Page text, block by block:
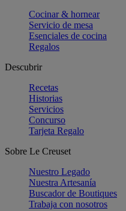
Cocinar & hornear
Servicio de mesa
Esenciales de cocina
Regalos
Descubrir
Recetas
Historias
Servicios
Concurso
Tarjeta Regalo
Sobre Le Creuset
Nuestro Legado
Nuestra Artesanía
Buscador de Boutiques
Trabaja con nosotros